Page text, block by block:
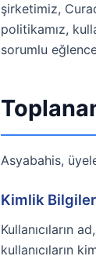
şirketimiz,
politikamız,
sorumlu
Asyabahis,
Kimlik
Kullanıcıların
kullanıcıların